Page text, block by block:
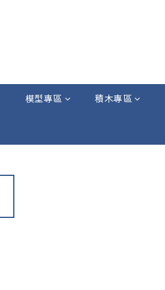
模型專區 積木專區